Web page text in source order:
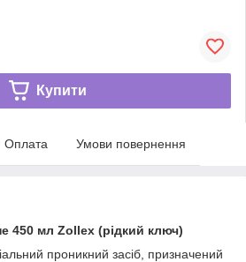
Купити
Оплата Умови повернення
450 мл Zollex (рідкий ключ)
проникний засіб, призначений